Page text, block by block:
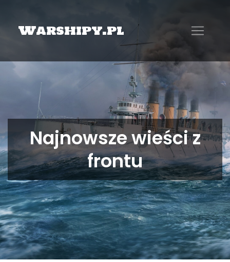
Warshipy.pl
Najnowsze wieści z
frontu